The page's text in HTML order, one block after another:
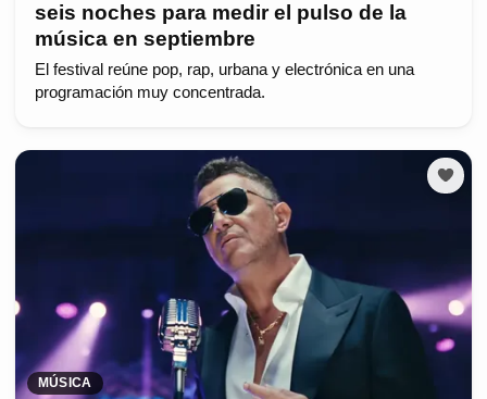
seis noches para medir el pulso de la
música en septiembre
El festival reúne pop, rap, urbana y electrónica en una
programación muy concentrada.
MÚSICA